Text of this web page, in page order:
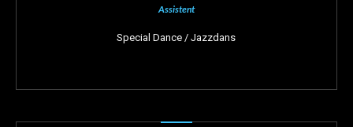
Assistent
Special Dance / Jazzdans